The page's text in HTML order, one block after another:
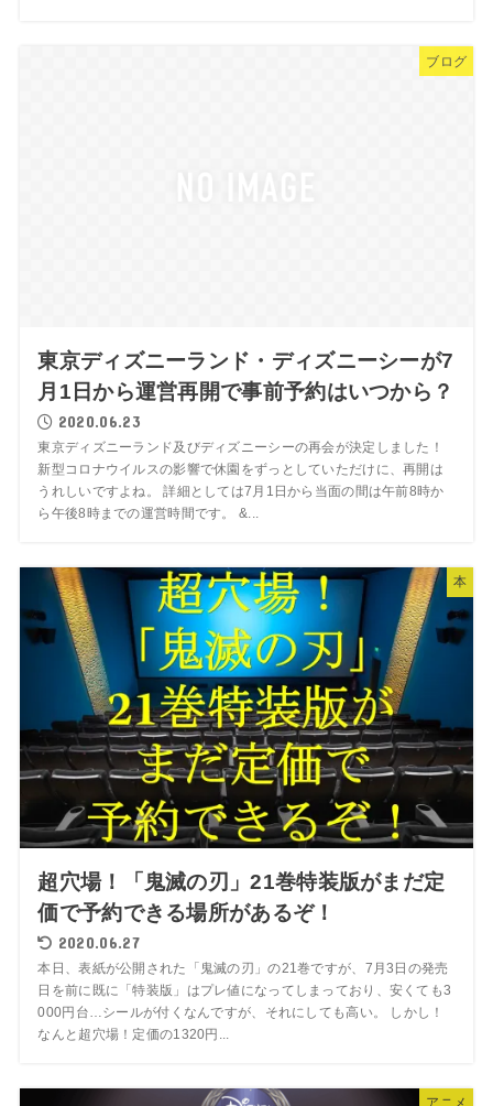
ブログ
東京ディズニーランド・ディズニーシーが7
月1日から運営再開で事前予約はいつから？
2020.06.23
東京ディズニーランド及びディズニーシーの再会が決定しました！
新型コロナウイルスの影響で休園をずっとしていただけに、再開は
うれしいですよね。 詳細としては7月1日から当面の間は午前8時か
ら午後8時までの運営時間です。 &...
本
超穴場！「鬼滅の刃」21巻特装版がまだ定
価で予約できる場所があるぞ！
2020.06.27
本日、表紙が公開された「鬼滅の刃」の21巻ですが、7月3日の発売
日を前に既に「特装版」はプレ値になってしまっており、安くても3
000円台…シールが付くなんですが、それにしても高い。 しかし！
なんと超穴場！定価の1320円...